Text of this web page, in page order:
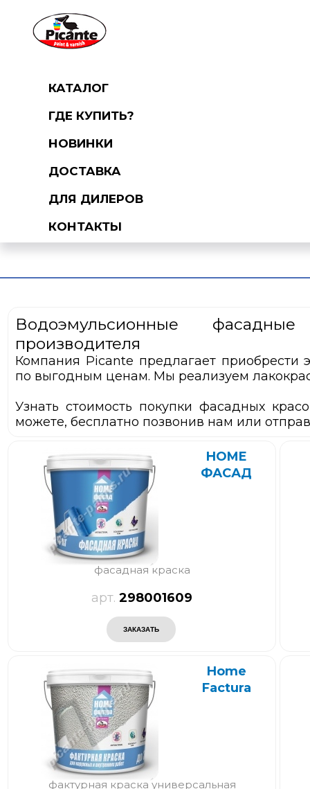
КАТАЛОГ
ГДЕ КУПИТЬ?
НОВИНКИ
ДОСТАВКА
ДЛЯ ДИЛЕРОВ
КОНТАКТЫ
Водоэмульсионные
производителя
Компания Picante предлагает приобрести
по выгодным ценам. Мы реализуем
Узнать стоимость покупки фасадных
можете, бесплатно позвонив нам или
HOME
ФАСАД
фасадная краска
298001609
Home
Factura
фактурная краска универсальная